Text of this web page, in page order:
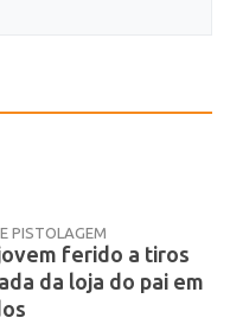
PISTOLAGEM
ferido a tiros
da loja do pai em